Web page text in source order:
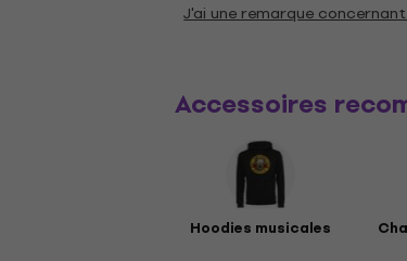
J'ai une remarque
Accessoires
Hoodies musicales